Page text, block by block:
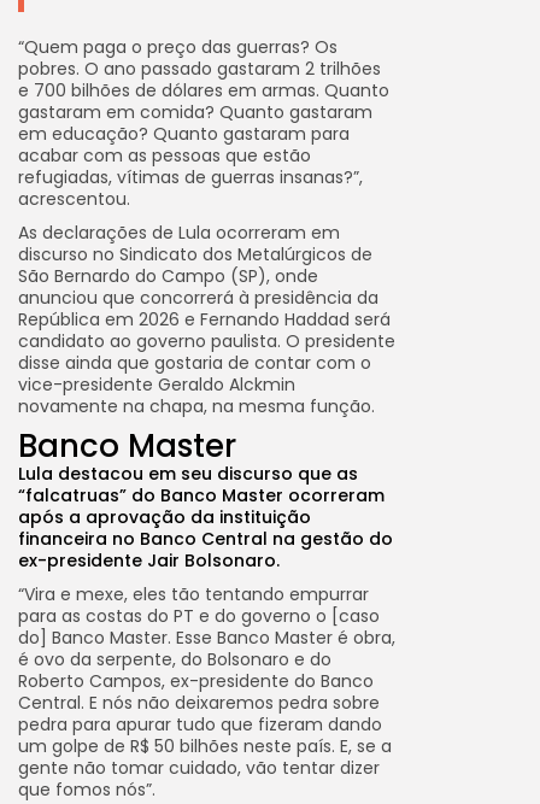
“Quem paga o preço das guerras? Os
pobres. O ano passado gastaram 2 trilhões
e 700 bilhões de dólares em armas. Quanto
gastaram em comida? Quanto gastaram
em educação? Quanto gastaram para
acabar com as pessoas que estão
refugiadas, vítimas de guerras insanas?”,
acrescentou.
As declarações de Lula ocorreram em
discurso no Sindicato dos Metalúrgicos de
São Bernardo do Campo (SP), onde
anunciou que concorrerá à presidência da
República em 2026 e Fernando Haddad será
candidato ao governo paulista. O presidente
disse ainda que gostaria de contar com o
vice-presidente Geraldo Alckmin
novamente na chapa, na mesma função.
Banco Master
Lula destacou em seu discurso que as
“falcatruas” do Banco Master ocorreram
após a aprovação da instituição
financeira no Banco Central na gestão do
ex-presidente Jair Bolsonaro.
“Vira e mexe, eles tão tentando empurrar
para as costas do PT e do governo o [caso
do] Banco Master. Esse Banco Master é obra,
é ovo da serpente, do Bolsonaro e do
Roberto Campos, ex-presidente do Banco
Central. E nós não deixaremos pedra sobre
pedra para apurar tudo que fizeram dando
um golpe de R$ 50 bilhões neste país. E, se a
gente não tomar cuidado, vão tentar dizer
que fomos nós”.